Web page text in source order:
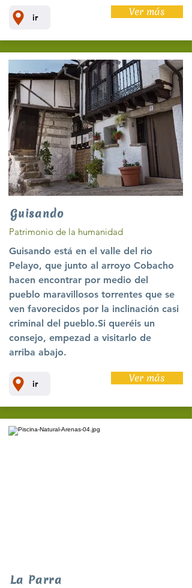
ir Ver más
Guisando
Patrimonio de la humanidad
Guisando está en el valle del rio
Pelayo, que junto al arroyo Cobacho
hacen encontrar por medio del
pueblo maravillosos torrentes que se
ven favorecidos por la inclinación casi
criminal del pueblo.Si queréis un
consejo, empezad a visitarlo de
arriba abajo.
ir Ver más
La Parra